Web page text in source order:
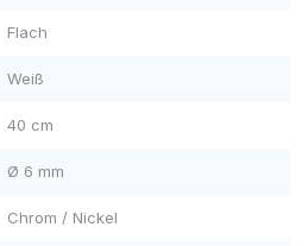
Flach
Weiß
40 cm
Ø 6 mm
Chrom / Nickel